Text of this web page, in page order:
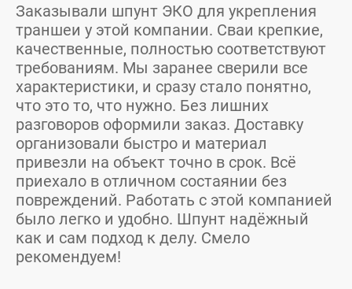
Заказывали шпунт ЭКО для укрепления
траншеи у этой компании. Сваи крепкие,
качественные, полностью соответствуют
требованиям. Мы заранее сверили все
характеристики, и сразу стало понятно,
что это то, что нужно. Без лишних
разговоров оформили заказ. Доставку
организовали быстро и материал
привезли на объект точно в срок. Всё
приехало в отличном состаянии без
повреждений. Работать с этой компанией
было легко и удобно. Шпунт надёжный
как и сам подход к делу. Смело
рекомендуем!